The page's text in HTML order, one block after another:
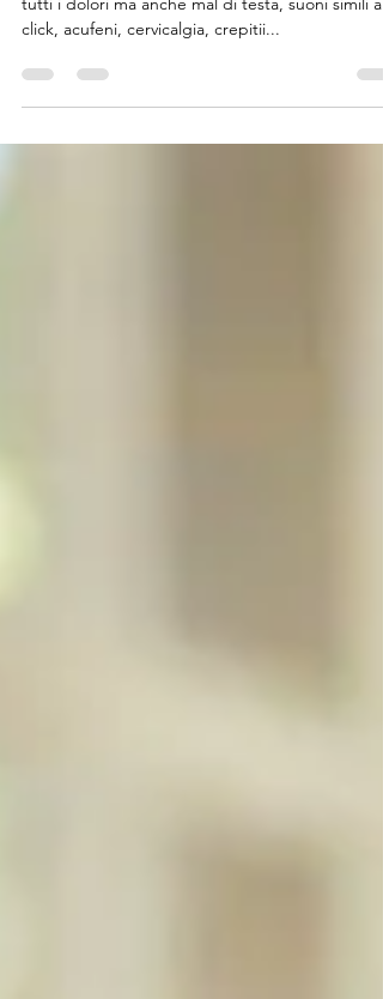
Per "disturbi temporomandibolari" si intendono
click, acufeni, cervicalgia, crepitii...